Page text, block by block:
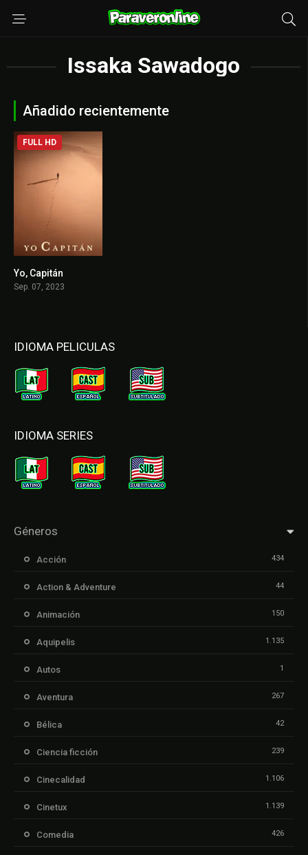
Issaka Sawadogo
Añadido recientemente
FULL HD
Yo, Capitán
Sep. 07, 2023
IDIOMA PELICULAS
IDIOMA SERIES
Géneros
Acción 434
Action & Adventure 44
Animación 150
Aquipelis 1.135
Autos 1
Aventura 267
Bélica 42
Ciencia ficción 239
Cinecalidad 1.106
Cinetux 1.139
Comedia 426